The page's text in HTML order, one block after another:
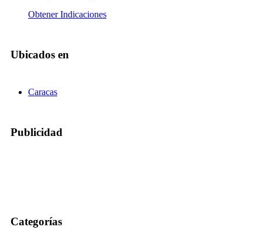
Obtener Indicaciones
Ubicados en
Caracas
Publicidad
Categorías